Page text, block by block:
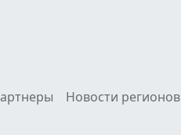
Новости регионов